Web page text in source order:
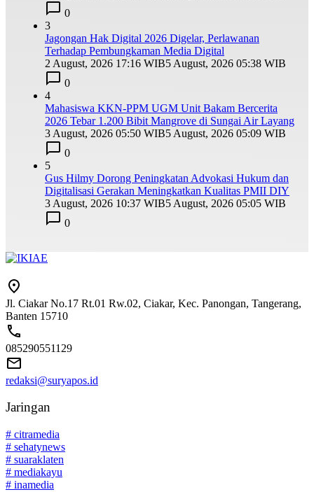
0
3
Jagongan Hak Digital 2026 Digelar, Perlawanan
Terhadap Pembungkaman Media Digital
2 August, 2026 17:16 WIB5 August, 2026 05:38 WIB
0
4
Mahasiswa KKN-PPM UGM Unit Bakam Bercerita
2026 Tebar 1.200 Bibit Mangrove di Sungai Air Layang
3 August, 2026 05:50 WIB5 August, 2026 05:09 WIB
0
5
Gus Hilmy Dorong Peningkatan Advokasi Hukum dan
Digitalisasi Gerakan Meningkatkan Kualitas PMII DIY
3 August, 2026 10:37 WIB5 August, 2026 05:05 WIB
0
Jl. Ciakar No.17 Rt.01 Rw.02, Ciakar, Kec. Panongan, Tangerang,
Banten 15710
085290551129
redaksi@suryapos.id
Jaringan
# citramedia
# sehatynews
# suaraklaten
# mediakayu
# inamedia